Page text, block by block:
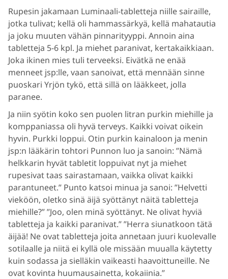
Rupesin jakamaan Luminaali-tabletteja niille sairaille,
jotka tulivat; kellä oli hammassärkyä, kellä mahatautia
ja joku muuten vähän pinnarityyppi. Annoin aina
tabletteja 5-6 kpl. Ja miehet paranivat, kertakaikkiaan.
Joka ikinen mies tuli terveeksi. Eivätkä ne enää
menneet jsp:lle, vaan sanoivat, että mennään sinne
puoskari Yrjön tykö, että sillä on lääkkeet, jolla
paranee.
Ja niin syötin koko sen puolen litran purkin miehille ja
komppaniassa oli hyvä terveys. Kaikki voivat oikein
hyvin. Purkki loppui. Otin purkin kainaloon ja menin
jsp:n lääkärin tohtori Punnon luo ja sanoin: ”Nämä
helkkarin hyvät tabletit loppuivat nyt ja miehet
rupesivat taas sairastamaan, vaikka olivat kaikki
parantuneet.” Punto katsoi minua ja sanoi: ”Helvetti
vieköön, oletko sinä äijä syöttänyt näitä tabletteja
miehille?” ”Joo, olen minä syöttänyt. Ne olivat hyviä
tabletteja ja kaikki paranivat.” ”Herra siunatkoon tätä
äijää! Ne ovat tabletteja joita annetaan juuri kuolevalle
sotilaalle ja niitä ei kyllä ole missään muualla käytetty
kuin sodassa ja sielläkin vaikeasti haavoittuneille. Ne
ovat kovinta huumausainetta, kokaiinia.”